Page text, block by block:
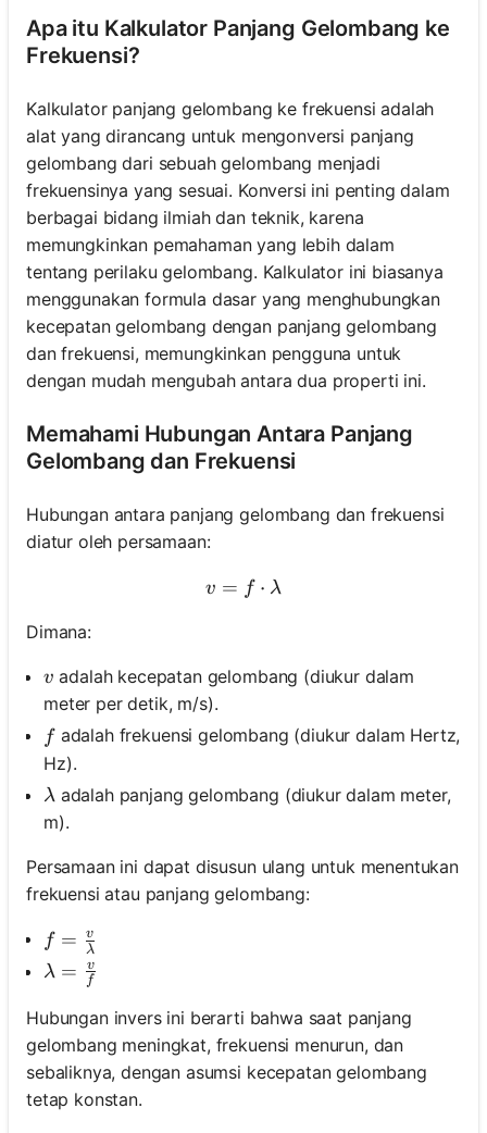
Apa itu Kalkulator Panjang Gelombang ke
Frekuensi?
Kalkulator panjang gelombang ke frekuensi adalah
alat yang dirancang untuk mengonversi panjang
gelombang dari sebuah gelombang menjadi
frekuensinya yang sesuai. Konversi ini penting dalam
berbagai bidang ilmiah dan teknik, karena
memungkinkan pemahaman yang lebih dalam
tentang perilaku gelombang. Kalkulator ini biasanya
menggunakan formula dasar yang menghubungkan
kecepatan gelombang dengan panjang gelombang
dan frekuensi, memungkinkan pengguna untuk
dengan mudah mengubah antara dua properti ini.
Memahami Hubungan Antara Panjang
Gelombang dan Frekuensi
Hubungan antara panjang gelombang dan frekuensi
diatur oleh persamaan:
v = f \cdot \lambda
v = f ⋅ λ
Dimana:
v
v adalah kecepatan gelombang (diukur dalam
meter per detik, m/s).
ffadalah frekuensi gelombang (diukur dalam Hertz,
Hz).
\lambda
λ adalah panjang gelombang (diukur dalam meter,
m).
Persamaan ini dapat disusun ulang untuk menentukan
frekuensi atau panjang gelombang:
f = \frac{v}{\lambda}
f = λ
v
\lambda = \frac{v}{f}
λ = f
v
Hubungan invers ini berarti bahwa saat panjang
gelombang meningkat, frekuensi menurun, dan
sebaliknya, dengan asumsi kecepatan gelombang
tetap konstan.